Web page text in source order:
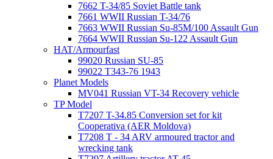
7662 T-34/85 Soviet Battle tank
7661 WWII Russian T-34/76
7663 WWII Russian Su-85M/100 Assault Gun
7664 WWII Russian Su-122 Assault Gun
HAT/Armourfast
99020 Russian SU-85
99022 T343-76 1943
Planet Models
MV041 Russian VT-34 Recovery vehicle
TP Model
T7207 T-34.85 Conversion set for kit
Cooperativa (AER Moldova)
T7208 T - 34 ARV armoured tractor and
wrecking tank